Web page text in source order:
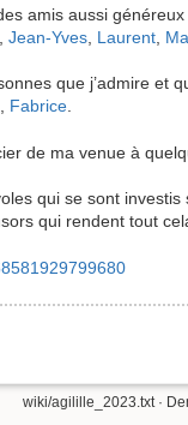
amis aussi
Jean-Yves Laurent
que j’admire et
Fabrice
de ma venue à
qui se sont
qui rendent tout
wiki/agilille_2023.txt·